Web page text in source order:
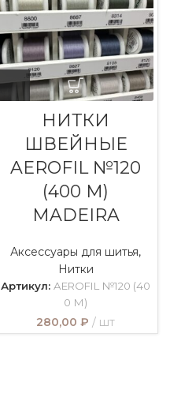
НИТКИ
ШВЕЙНЫЕ
AEROFIL №120
(400 М)
MADEIRA
Аксессуары для шитья,
Нитки
Артикул:AEROFIL №120 (40
0 М)
280,00₽ шт